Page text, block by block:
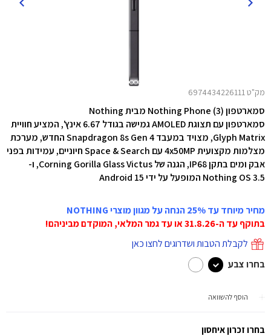
מק"ט 6974434226111
סמארטפון Nothing Phone (3) מבית Nothing
סמארטפון עם תצוגת AMOLED גמישה בגודל 6.67 אינץ', המציע חוויית
Glyph Matrix, מצויד במעבד Snapdragon 8s Gen 4 החדש, מערכת
מצלמות מקצועית 4x50MP עם Space & Search חיוניים, עמידות בפני
אבק ומים בתקן IP68, הגנה של Corning Gorilla Glass Victus, ו-
Nothing OS 3.5 המופעל על ידי Android 15
מחיר מיוחד עד 25% הנחה על מגוון מוצרי NOTHING
בתוקף עד ה-31.8.26 או עד גמר המלאי, המוקדם מביניהם!
לקבלת הטבות ושדרוגים לחצו כאן
בחרו צבע
הוסף להשוואה
בחרו זכרון איחסון